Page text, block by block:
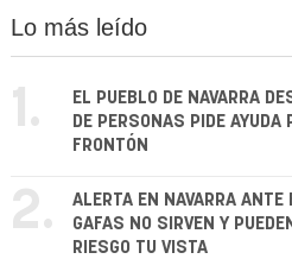
Lo más leído
1.
EL PUEBLO DE NAVARRA
DE PERSONAS PIDE AYUDA
FRONTÓN
2.
ALERTA EN NAVARRA
GAFAS NO SIRVEN Y
RIESGO TU VISTA